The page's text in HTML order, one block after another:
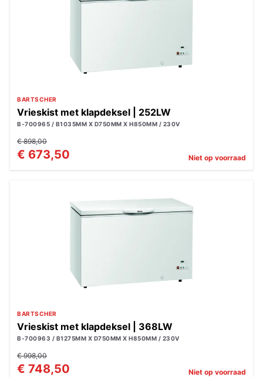
BARTSCHER
Vrieskist met klapdeksel | 252LW
B-700965 / B1035MM X D750MM X H850MM / 230V
€ 898,00
€ 673,50 Niet op voorraad
BARTSCHER
Vrieskist met klapdeksel | 368LW
B-700963 / B1275MM X D750MM X H850MM / 230V
€ 998,00
€ 748,50 Niet op voorraad